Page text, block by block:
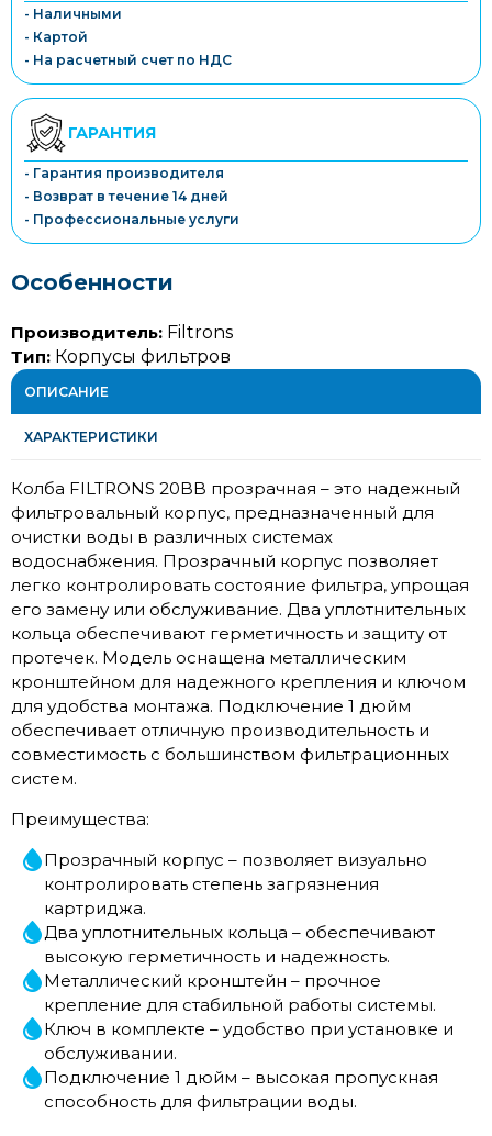
- Наличными
- Картой
- На расчетный счет по НДС
ГАРАНТИЯ
- Гарантия производителя
- Возврат в течение 14 дней
- Профессиональные услуги
Особенности
Производитель: Filtrons
Тип: Корпусы фильтров
ОПИСАНИЕ
ХАРАКТЕРИСТИКИ
Колба FILTRONS 20BB прозрачная – это надежный
фильтровальный корпус, предназначенный для
очистки воды в различных системах
водоснабжения. Прозрачный корпус позволяет
легко контролировать состояние фильтра, упрощая
его замену или обслуживание. Два уплотнительных
кольца обеспечивают герметичность и защиту от
протечек. Модель оснащена металлическим
кронштейном для надежного крепления и ключом
для удобства монтажа. Подключение 1 дюйм
обеспечивает отличную производительность и
совместимость с большинством фильтрационных
систем.
Преимущества:
Прозрачный корпус – позволяет визуально
контролировать степень загрязнения
картриджа.
Два уплотнительных кольца – обеспечивают
высокую герметичность и надежность.
Металлический кронштейн – прочное
крепление для стабильной работы системы.
Ключ в комплекте – удобство при установке и
обслуживании.
Подключение 1 дюйм – высокая пропускная
способность для фильтрации воды.